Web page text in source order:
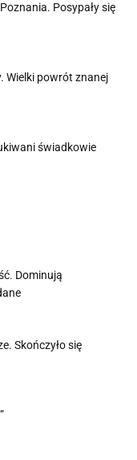
Posypały się
Wielki powrót znanej
świadkowie
Dominują
Skończyło się